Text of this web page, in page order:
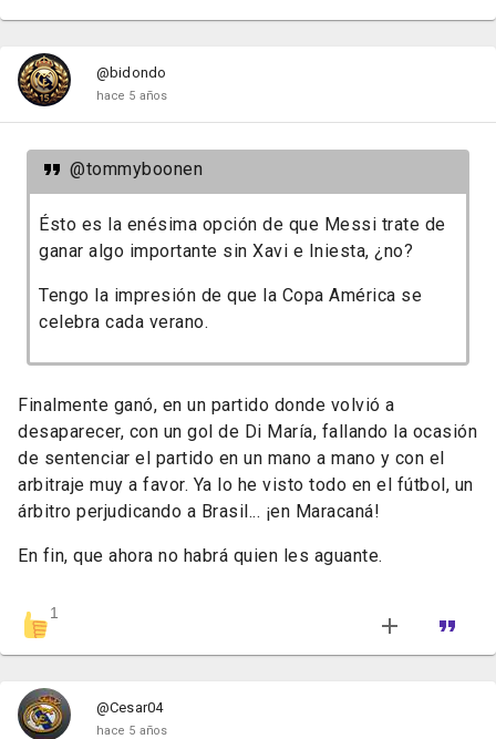
@bidondo
hace 5 años
@tommyboonen
Ésto es la enésima opción de que Messi trate de
ganar algo importante sin Xavi e Iniesta, ¿no?
Tengo la impresión de que la Copa América se
celebra cada verano.
Finalmente ganó, en un partido donde volvió a
desaparecer, con un gol de Di María, fallando la ocasión
de sentenciar el partido en un mano a mano y con el
arbitraje muy a favor. Ya lo he visto todo en el fútbol, un
árbitro perjudicando a Brasil... ¡en Maracaná!
En fin, que ahora no habrá quien les aguante.
1
@Cesar04
hace 5 años